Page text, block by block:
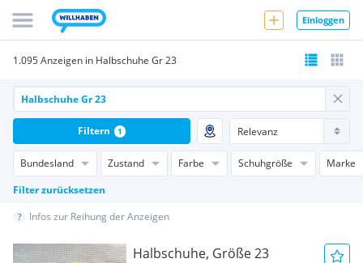
Einloggen
1.095 Anzeigen in Halbschuhe Gr 23
Bundesland Zustand Farbe Schuhgröße
Marke
Filter zurücksetzen
Filtern 1
Infos zur Reihung der Anzeigen
Halbschuhe, Größe 23